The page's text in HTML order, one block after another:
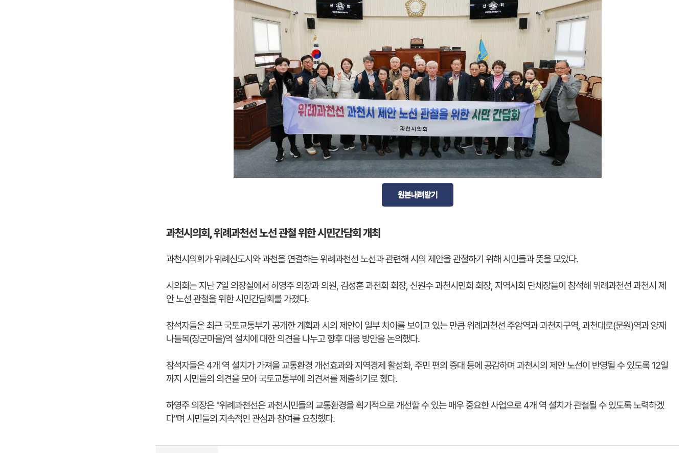
원본내려받기
과천시의회, 위례과천선 노선 관철 위한 시민간담회 개최
과천시의회가 위례신도시와 과천을 연결하는 위례과천선 노선과 관련해 시의 제안을 관철하기 위해 시민들과 뜻을 모았다.
시의회는 지난 7일 의장실에서 하영주 의장과 의원, 김성훈 과천회 회장, 신원수 과천시민회 회장, 지역사회 단체장들이 참석해 위례과천선 과천시 제
안 노선 관철을 위한 시민간담회를 가졌다.
참석자들은 최근 국토교통부가 공개한 계획과 시의 제안이 일부 차이를 보이고 있는 만큼 위례과천선 주암역과 과천지구역, 과천대로(문원)역과 양재
나들목(장군마을)역 설치에 대한 의견을 나누고 향후 대응 방안을 논의했다.
참석자들은 4개 역 설치가 가져올 교통환경 개선효과와 지역경제 활성화, 주민 편의 증대 등에 공감하며 과천시의 제안 노선이 반영될 수 있도록 12일
까지 시민들의 의견을 모아 국토교통부에 의견서를 제출하기로 했다.
하영주 의장은 "위례과천선은 과천시민들의 교통환경을 획기적으로 개선할 수 있는 매우 중요한 사업으로 4개 역 설치가 관철될 수 있도록 노력하겠
다"며 시민들의 지속적인 관심과 참여를 요청했다.